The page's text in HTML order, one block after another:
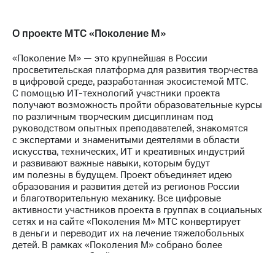
О проекте МТС «Поколение М»
«Поколение М» — это крупнейшая в России
просветительская платформа для развития творчества
в цифровой среде, разработанная экосистемой МТС.
С помощью ИТ-технологий участники проекта
получают возможность пройти образовательные курсы
по различным творческим дисциплинам под
руководством опытных преподавателей, знакомятся
с экспертами и знаменитыми деятелями в области
искусства, технических, ИТ и креативных индустрий
и развивают важные навыки, которым будут
им полезны в будущем. Проект объединяет идею
образования и развития детей из регионов России
и благотворительную механику. Все цифровые
активности участников проекта в группах в социальных
сетях и на сайте «Поколения М» МТС конвертирует
в деньги и переводит их на лечение тяжелобольных
детей. В рамках «Поколения М» собрано более